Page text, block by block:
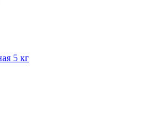
5 кг